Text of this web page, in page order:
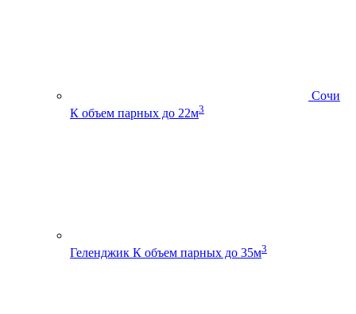
Сочи
К объем парных до 22м3
Геленджик К объем парных до 35м3